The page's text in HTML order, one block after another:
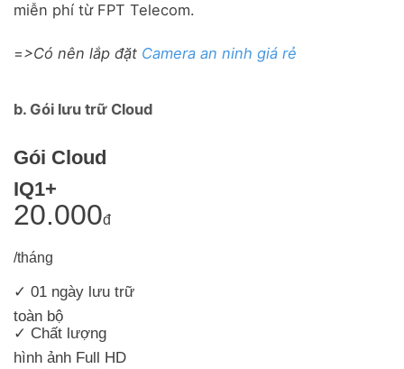
miễn phí từ FPT Telecom.
=>Có nên lắp đặt Camera an ninh giá rẻ
b. Gói lưu trữ Cloud
Gói Cloud
IQ1+
20.000đ
/tháng
✓ 01 ngày lưu trữ
toàn bộ
✓ Chất lượng
hình ảnh Full HD